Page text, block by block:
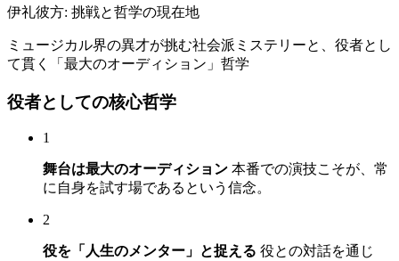
伊礼彼方: 挑戦と哲学の現在地
ミュージカル界の異才が挑む社会派ミステリーと、役者とし
て貫く「最大のオーディション」哲学
役者としての核心哲学
1
舞台は最大のオーディション 本番での演技こそが、常
に自身を試す場であるという信念。
2
役を「人生のメンター」と捉える 役との対話を通じ